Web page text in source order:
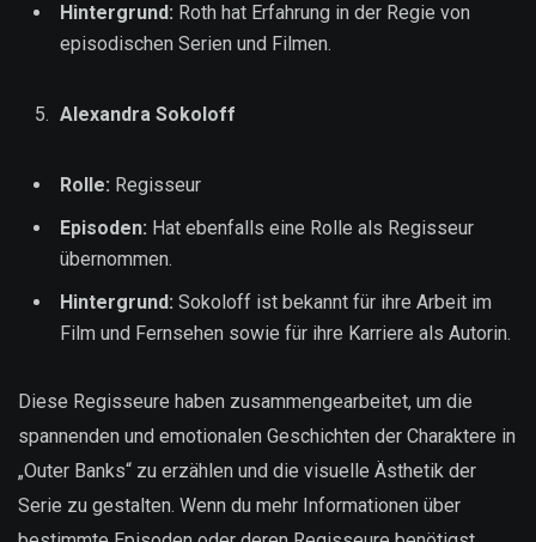
Hintergrund: Roth hat Erfahrung in der Regie von
episodischen Serien und Filmen.
Alexandra Sokoloff
Rolle: Regisseur
Episoden: Hat ebenfalls eine Rolle als Regisseur
übernommen.
Hintergrund: Sokoloff ist bekannt für ihre Arbeit im
Film und Fernsehen sowie für ihre Karriere als Autorin.
Diese Regisseure haben zusammengearbeitet, um die
spannenden und emotionalen Geschichten der Charaktere in
„Outer Banks“ zu erzählen und die visuelle Ästhetik der
Serie zu gestalten. Wenn du mehr Informationen über